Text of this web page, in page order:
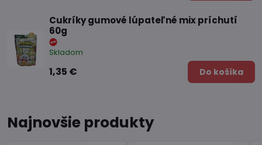
Cukríky gumové lúpateľné mix príchutí
60g
Skladom
1,35 € Do košíka
Najnovšie produkty